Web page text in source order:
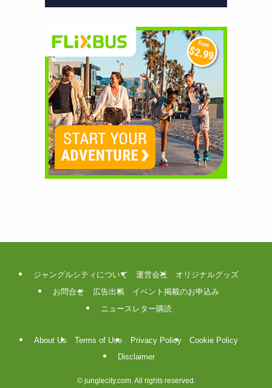
ジャングルシティについて 運営会社
オリジナルグッズ
お問合せ
広告出稿
イベント掲載のお申込み
ニュースレター購読
About Us Terms of Use Privacy Policy
Cookie Policy
Disclaimer
©junglecity.com. All rights reserved.